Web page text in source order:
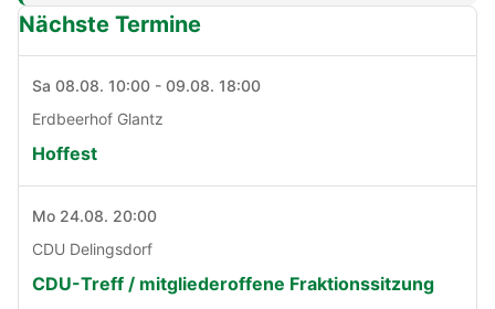
Nächste Termine
Sa 08.08. 10:00 - 09.08. 18:00
Erdbeerhof Glantz
Hoffest
Mo 24.08. 20:00
CDU Delingsdorf
CDU-Treff / mitgliederoffene Fraktionssitzung